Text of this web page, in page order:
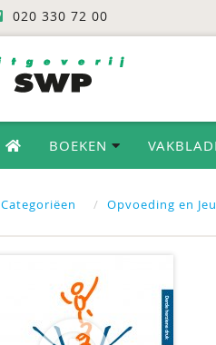
020 330 72 00
BOEKEN
Categoriëen Opvoeding en